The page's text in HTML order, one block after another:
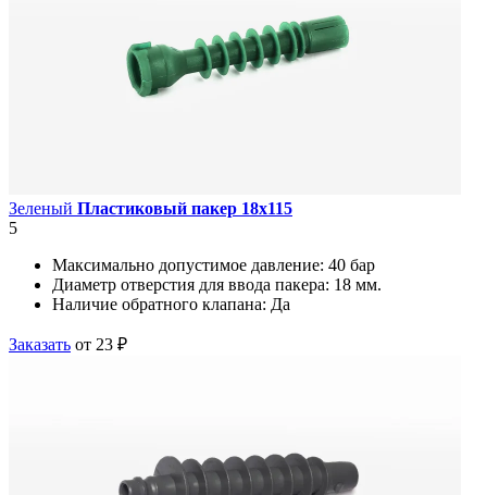
Зеленый Пластиковый пакер 18х115
5
Максимально допустимое давление: 40 бар
Диаметр отверстия для ввода пакера: 18 мм.
Наличие обратного клапана: Да
Заказать от 23 ₽